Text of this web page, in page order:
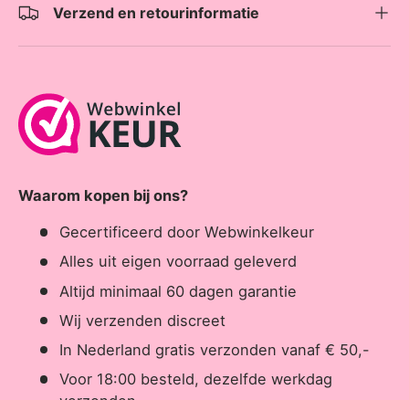
Verzend en retourinformatie
Waarom kopen bij ons?
Gecertificeerd door Webwinkelkeur
Alles uit eigen voorraad geleverd
Altijd minimaal 60 dagen garantie
Wij verzenden discreet
In Nederland gratis verzonden vanaf € 50,-
Voor 18:00 besteld, dezelfde werkdag